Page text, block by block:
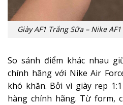
Giày AF1 Trắng Sữa – Nike
So sánh điểm khác nhau
chính hãng với Nike Air
khó khăn. Bởi vì giày rep
hàng chính hãng. Từ form,